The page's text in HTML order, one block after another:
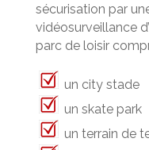
sécurisation par
vidéosurveillance
parc de loisir
un city stade
un skate park
un terrain de